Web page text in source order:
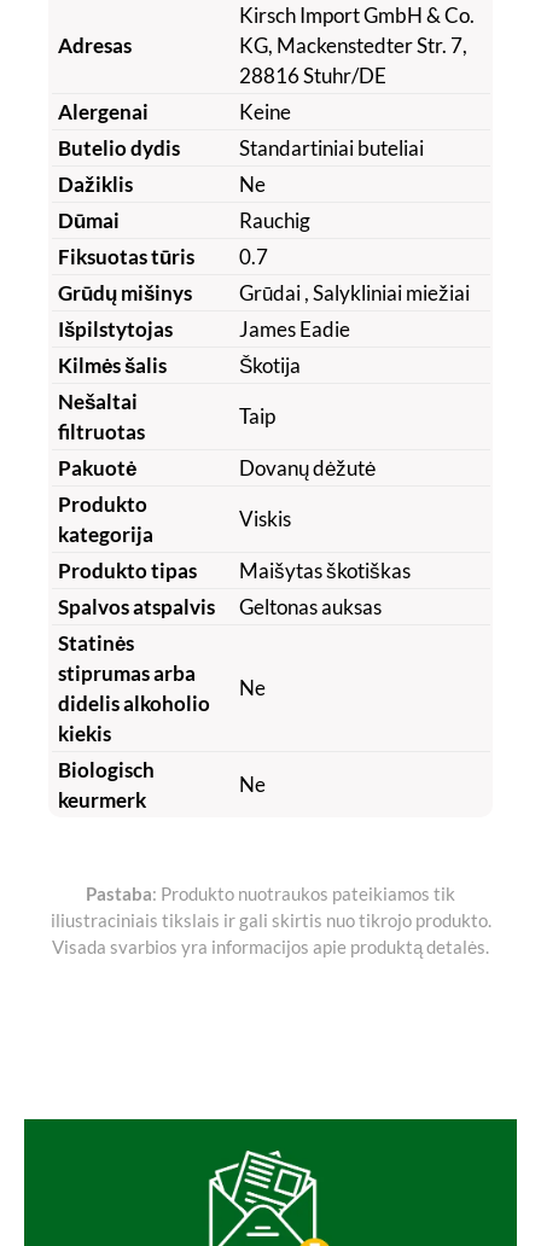
Adresas
Kirsch Import GmbH & Co.
KG, Mackenstedter Str. 7,
28816 Stuhr/DE
Alergenai
Keine
Butelio dydis
Standartiniai buteliai
Dažiklis
Ne
Dūmai
Rauchig
Fiksuotas tūris
0.7
Grūdų mišinys
Grūdai, Salykliniai miežiai
Išpilstytojas
James Eadie
Kilmės šalis
Škotija
Nešaltai
filtruotas
Taip
Pakuotė
Dovanų dėžutė
Produkto
kategorija
Viskis
Produkto tipas
Maišytas škotiškas
Spalvos atspalvis
Geltonas auksas
Statinės
stiprumas arba
didelis alkoholio
kiekis
Ne
Biologisch
keurmerk
Ne
Pastaba: Produkto nuotraukos pateikiamos tik
iliustraciniais tikslais ir gali skirtis nuo tikrojo produkto.
Visada svarbios yra informacijos apie produktą detalės.